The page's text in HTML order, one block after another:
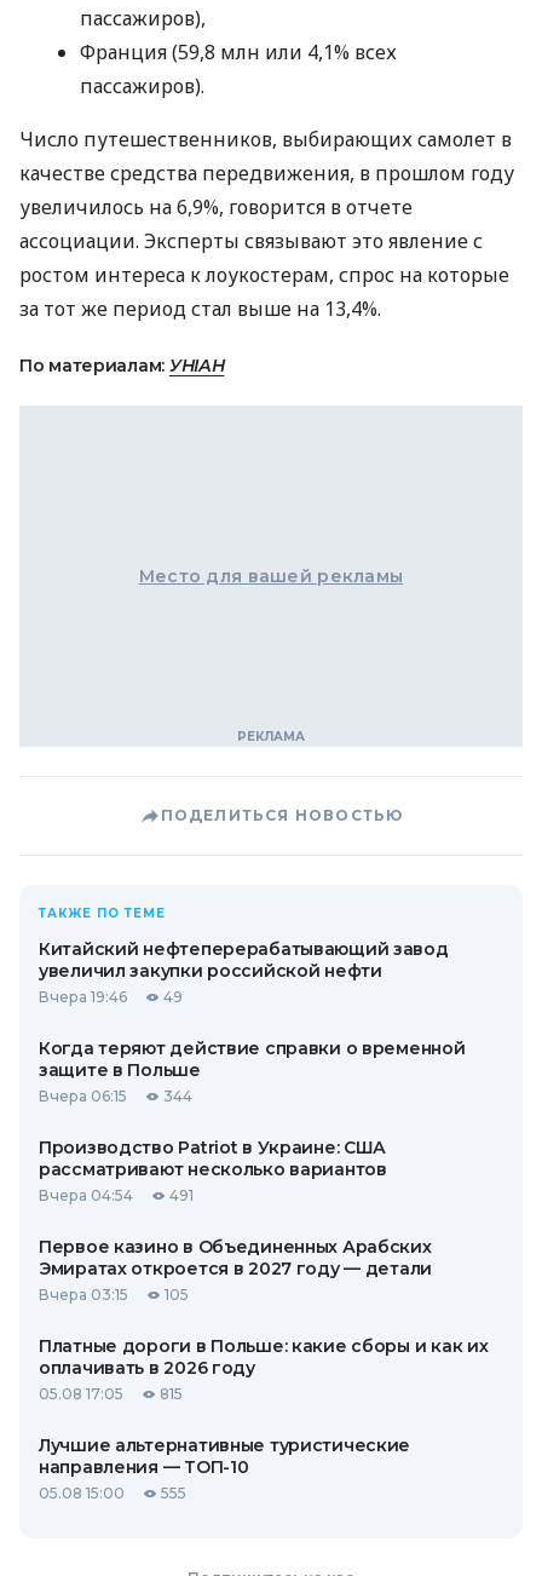
пассажиров),
Франция (59,8 млн или 4,1% всех
пассажиров).
Число путешественников, выбирающих самолет в
качестве средства передвижения, в прошлом году
увеличилось на 6,9%, говорится в отчете
ассоциации. Эксперты связывают это явление с
ростом интереса к лоукостерам, спрос на которые
за тот же период стал выше на 13,4%.
По материалам: УНІАН
Место для вашей рекламы
ПОДЕЛИТЬСЯ НОВОСТЬЮ
ТАКЖЕ ПО ТЕМЕ
Китайский нефтеперерабатывающий завод
увеличил закупки российской нефти
Вчера 19:46 49
Когда теряют действие справки о временной
защите в Польше
Вчера 06:15 344
Производство Patriot в Украине: США
рассматривают несколько вариантов
Вчера 04:54 491
Первое казино в Объединенных Арабских
Эмиратах откроется в 2027 году — детали
Вчера 03:15 105
Платные дороги в Польше: какие сборы и как их
оплачивать в 2026 году
05.08 17:05 815
Лучшие альтернативные туристические
направления — ТОП-10
05.08 15:00 555